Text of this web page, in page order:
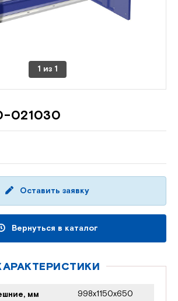
1 из 1
021030
Оставить заявку
Вернуться в каталог
мм
998x1150x650